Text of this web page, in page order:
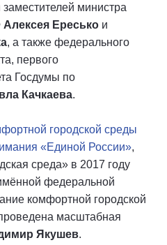
министра
Алексея Ересько и
, а также федерального
первого
Госдумы по
Качкаева.
городской среды
«Единой России»,
среда» в 2017 году
федеральной
комфортной городской
масштабная
Якушев.